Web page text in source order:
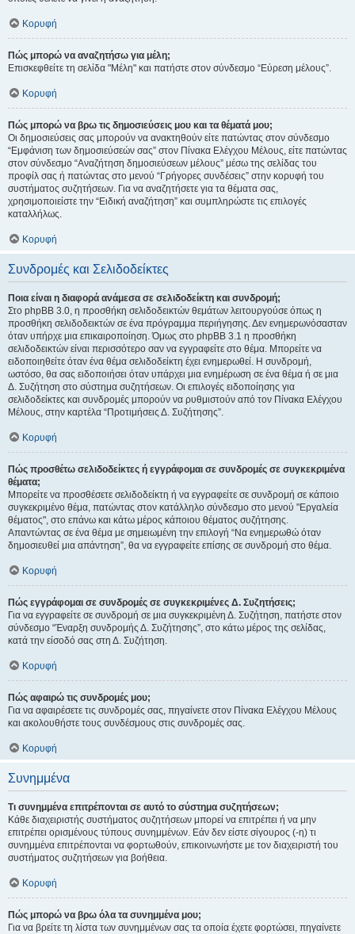
Κορυφή
Πώς μπορώ να αναζητήσω για μέλη;
Επισκεφθείτε τη σελίδα "Μέλη" και πατήστε στον σύνδεσμο “Εύρεση μέλους”.
Κορυφή
Πώς μπορώ να βρω τις δημοσιεύσεις μου και τα θέματά μου;
Οι δημοσιεύσεις σας μπορούν να ανακτηθούν είτε πατώντας στον σύνδεσμο
“Εμφάνιση των δημοσιεύσεών σας” στον Πίνακα Ελέγχου Μέλους, είτε πατώντας
στον σύνδεσμο “Αναζήτηση δημοσιεύσεων μέλους” μέσω της σελίδας του
προφίλ σας ή πατώντας στο μενού “Γρήγορες συνδέσεις” στην κορυφή του
συστήματος συζητήσεων. Για να αναζητήσετε για τα θέματα σας,
χρησιμοποιείστε την “Ειδική αναζήτηση” και συμπληρώστε τις επιλογές
καταλλήλως.
Κορυφή
Συνδρομές και Σελιδοδείκτες
Ποια είναι η διαφορά ανάμεσα σε σελιδοδείκτη και συνδρομή;
Στο phpBB 3.0, η προσθήκη σελιδοδεικτών θεμάτων λειτουργούσε όπως η
προσθήκη σελιδοδεικτών σε ένα πρόγραμμα περιήγησης. Δεν ενημερωνόσασταν
όταν υπήρχε μια επικαιροποίηση. Όμως στο phpBB 3.1 η προσθήκη
σελιδοδεικτών είναι περισσότερο σαν να εγγραφείτε στο θέμα. Μπορείτε να
ειδοποιηθείτε όταν ένα θέμα σελιδοδείκτη έχει ενημερωθεί. Η συνδρομή,
ωστόσο, θα σας ειδοποιήσει όταν υπάρχει μια ενημέρωση σε ένα θέμα ή σε μια
Δ. Συζήτηση στο σύστημα συζητήσεων. Οι επιλογές ειδοποίησης για
σελιδοδείκτες και συνδρομές μπορούν να ρυθμιστούν από τον Πίνακα Ελέγχου
Μέλους, στην καρτέλα “Προτιμήσεις Δ. Συζήτησης”.
Κορυφή
Πώς προσθέτω σελιδοδείκτες ή εγγράφομαι σε συνδρομές σε συγκεκριμένα
θέματα;
Μπορείτε να προσθέσετε σελιδοδείκτη ή να εγγραφείτε σε συνδρομή σε κάποιο
συγκεκριμένο θέμα, πατώντας στον κατάλληλο σύνδεσμο στο μενού "Εργαλεία
θέματος", στο επάνω και κάτω μέρος κάποιου θέματος συζήτησης.
Απαντώντας σε ένα θέμα με σημειωμένη την επιλογή “Να ενημερωθώ όταν
δημοσιευθεί μια απάντηση”, θα να εγγραφείτε επίσης σε συνδρομή στο θέμα.
Κορυφή
Πώς εγγράφομαι σε συνδρομές σε συγκεκριμένες Δ. Συζητήσεις;
Για να εγγραφείτε σε συνδρομή σε μια συγκεκριμένη Δ. Συζήτηση, πατήστε στον
σύνδεσμο “Έναρξη συνδρομής Δ. Συζήτησης”, στο κάτω μέρος της σελίδας,
κατά την είσοδό σας στη Δ. Συζήτηση.
Κορυφή
Πώς αφαιρώ τις συνδρομές μου;
Για να αφαιρέσετε τις συνδρομές σας, πηγαίνετε στον Πίνακα Ελέγχου Μέλους
και ακολουθήστε τους συνδέσμους στις συνδρομές σας.
Κορυφή
Συνημμένα
Τι συνημμένα επιτρέπονται σε αυτό το σύστημα συζητήσεων;
Κάθε διαχειριστής συστήματος συζητήσεων μπορεί να επιτρέπει ή να μην
επιτρέπει ορισμένους τύπους συνημμένων. Εάν δεν είστε σίγουρος (-η) τι
συνημμένα επιτρέπονται να φορτωθούν, επικοινωνήστε με τον διαχειριστή του
συστήματος συζητήσεων για βοήθεια.
Κορυφή
Πώς μπορώ να βρω όλα τα συνημμένα μου;
Για να βρείτε τη λίστα των συνημμένων σας τα οποία έχετε φορτώσει, πηγαίνετε